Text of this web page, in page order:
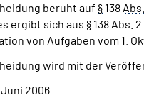
beruht auf § 138 Abs.
ergibt sich aus § 138 Abs. 2
von Aufgaben vom 1.
wird mit der
2006